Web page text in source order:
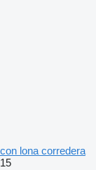
con lona corredera
15